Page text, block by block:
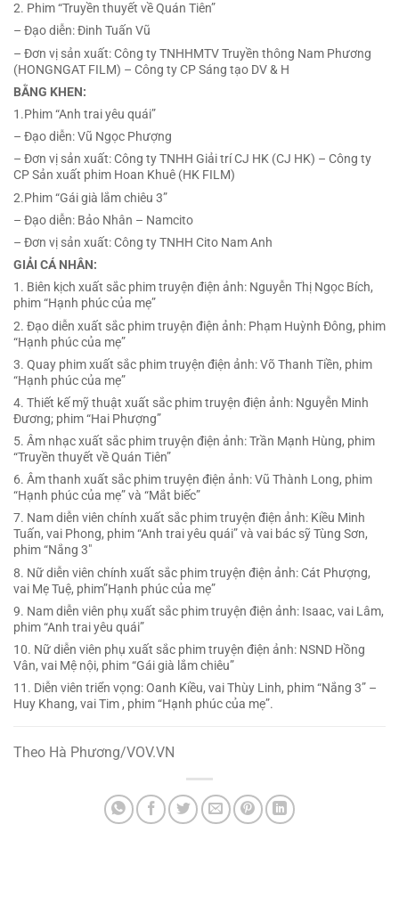
2. Phim “Truyền thuyết về Quán Tiên”
– Đạo diễn: Đinh Tuấn Vũ
– Đơn vị sản xuất: Công ty TNHHMTV Truyền thông Nam Phương
(HONGNGAT FILM) – Công ty CP Sáng tạo DV & H
BẰNG KHEN:
1.Phim “Anh trai yêu quái”
– Đạo diễn: Vũ Ngọc Phượng
– Đơn vị sản xuất: Công ty TNHH Giải trí CJ HK (CJ HK) – Công ty
CP Sản xuất phim Hoan Khuê (HK FILM)
2.Phim “Gái già lắm chiêu 3”
– Đạo diễn: Bảo Nhân – Namcito
– Đơn vị sản xuất: Công ty TNHH Cito Nam Anh
GIẢI CÁ NHÂN:
1. Biên kịch xuất sắc phim truyện điện ảnh: Nguyễn Thị Ngọc Bích,
phim “Hạnh phúc của mẹ”
2. Đạo diễn xuất sắc phim truyện điện ảnh: Phạm Huỳnh Đông, phim
“Hạnh phúc của mẹ”
3. Quay phim xuất sắc phim truyện điện ảnh: Võ Thanh Tiền, phim
“Hạnh phúc của mẹ”
4. Thiết kế mỹ thuật xuất sắc phim truyện điện ảnh: Nguyễn Minh
Đương; phim “Hai Phượng”
5. Âm nhạc xuất sắc phim truyện điện ảnh: Trần Mạnh Hùng, phim
“Truyền thuyết về Quán Tiên”
6. Âm thanh xuất sắc phim truyện điện ảnh: Vũ Thành Long, phim
“Hạnh phúc của mẹ” và “Mắt biếc”
7. Nam diễn viên chính xuất sắc phim truyện điện ảnh: Kiều Minh
Tuấn, vai Phong, phim “Anh trai yêu quái” và vai bác sỹ Tùng Sơn,
phim “Nắng 3″
8. Nữ diễn viên chính xuất sắc phim truyện điện ảnh: Cát Phượng,
vai Mẹ Tuệ, phim”Hạnh phúc của mẹ”
9. Nam diễn viên phụ xuất sắc phim truyện điện ảnh: Isaac, vai Lâm,
phim “Anh trai yêu quái”
10. Nữ diễn viên phụ xuất sắc phim truyện điện ảnh: NSND Hồng
Vân, vai Mệ nội, phim “Gái già lắm chiêu”
11. Diễn viên triển vọng: Oanh Kiều, vai Thùy Linh, phim “Nắng 3” –
Huy Khang, vai Tim , phim “Hạnh phúc của mẹ”.
Theo Hà Phương/VOV.VN